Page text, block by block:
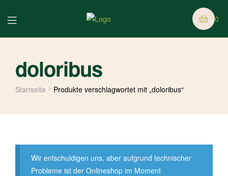
0
doloribus
Startseite Produkte verschlagwortet mit „doloribus“
Wir entschuldigen uns, aber aufgrund technischer
Probleme ist der Onlineshop im Moment